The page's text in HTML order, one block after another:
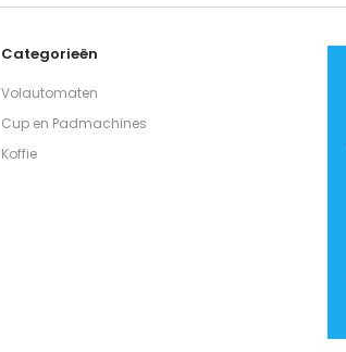
Categorieën
Volautomaten
Cup en Padmachines
Koffie